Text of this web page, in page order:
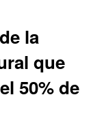
la
que
50% de